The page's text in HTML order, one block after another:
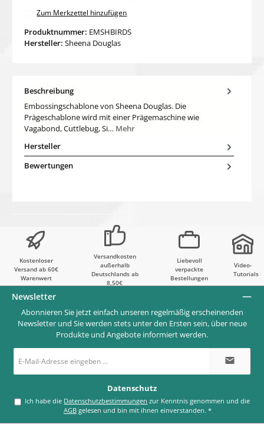
Zum Merkzettel hinzufügen
Produktnummer: EMSHBIRDS
Hersteller: Sheena Douglas
Beschreibung
Embossingschablone von Sheena Douglas. Die
Prägeschablone wird mit einer Prägemaschine wie
Vagabond, Cuttlebug, Si… Mehr
Hersteller
Bewertungen
Kostenloser
Versand ab 60€
Warenwert
Versandkosten
außerhalb
Deutschlands ab
8,50€
Liebevoll
verpackte
Bestellungen
Video-
Tutorials
Newsletter
Abonnieren Sie jetzt einfach unseren regelmäßig erscheinenden
Newsletter und Sie werden stets unter den Ersten sein, über neue
Produkte und Angebote informiert werden.
E-
Mail-
*
Datenschutz
Ich habe die Datenschutzbestimmungen
AGB gelesen und bin mit ihnen einverstanden.*